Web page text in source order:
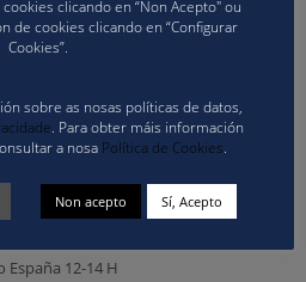
inclúe:
Portugal 17-19 H
19-21 H
12-14 H
cookies clicando en “Non Acepto" ou
de cookies clicando en “Configurar
Cookies”.
sobre as nosas políticas de datos,
. Para obter máis información
a nosa Política de Cookies.
Non acepto Sí, Acepto